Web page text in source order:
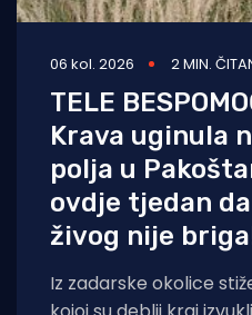
06 kol. 2026 2 MIN.
TELE
Krava uginula
polja u
ovdje tjedan
živog nije
Iz zadarske okolice